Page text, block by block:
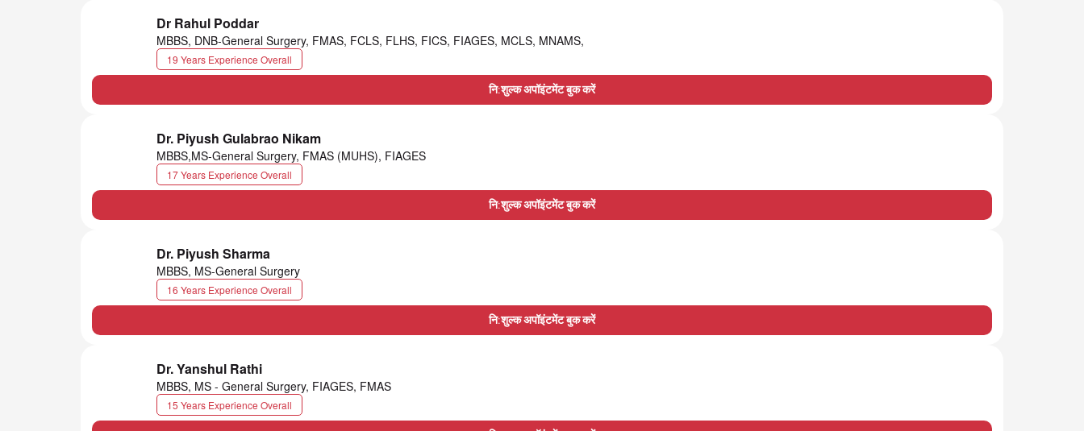
Dr Rahul Poddar
MBBS, DNB-General Surgery, FMAS, FCLS, FLHS, FICS, FIAGES, MCLS, MNAMS,
19 Years Experience Overall
नि:शुल्क अपॉइंटमेंट बुक करें
Dr. Piyush Gulabrao Nikam
MBBS,MS-General Surgery, FMAS (MUHS), FIAGES
17 Years Experience Overall
नि:शुल्क अपॉइंटमेंट बुक करें
Dr. Piyush Sharma
MBBS, MS-General Surgery
16 Years Experience Overall
नि:शुल्क अपॉइंटमेंट बुक करें
Dr. Yanshul Rathi
MBBS, MS - General Surgery, FIAGES, FMAS
15 Years Experience Overall